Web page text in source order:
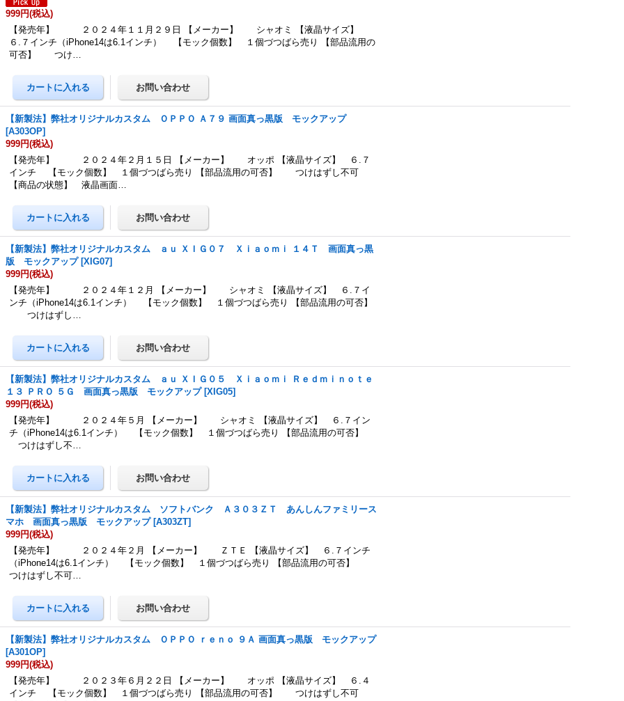
999円(税込)
【発売年】 ２０２４年１１月２９日 【メーカー】 シャオミ 【液晶サイズ】
６.７インチ（iPhone14は6.1インチ） 【モック個数】 １個づつばら売り 【部品流用の
可否】 つけ…
【新製法】弊社オリジナルカスタム ＯＰＰＯ Ａ７９ 画面真っ黒版 モックアップ
[A303OP]
999円(税込)
【発売年】 ２０２４年２月１５日 【メーカー】 オッポ 【液晶サイズ】 ６.７
インチ 【モック個数】 １個づつばら売り 【部品流用の可否】 つけはずし不可
【商品の状態】 液晶画面…
【新製法】弊社オリジナルカスタム ａｕ ＸＩＧ０７ Ｘｉａｏｍｉ １４Ｔ 画面真っ黒
版 モックアップ [XIG07]
999円(税込)
【発売年】 ２０２４年１２月 【メーカー】 シャオミ 【液晶サイズ】 ６.７イ
ンチ（iPhone14は6.1インチ） 【モック個数】 １個づつばら売り 【部品流用の可否】
つけはずし…
【新製法】弊社オリジナルカスタム ａｕ ＸＩＧ０５ Ｘｉａｏｍｉ Ｒｅｄｍｉｎｏｔｅ
１３ ＰＲＯ ５Ｇ 画面真っ黒版 モックアップ [XIG05]
999円(税込)
【発売年】 ２０２４年５月 【メーカー】 シャオミ 【液晶サイズ】 ６.７イン
チ（iPhone14は6.1インチ） 【モック個数】 １個づつばら売り 【部品流用の可否】
つけはずし不…
【新製法】弊社オリジナルカスタム ソフトバンク Ａ３０３ＺＴ あんしんファミリース
マホ 画面真っ黒版 モックアップ [A303ZT]
999円(税込)
【発売年】 ２０２４年２月 【メーカー】 ＺＴＥ 【液晶サイズ】 ６.７インチ
（iPhone14は6.1インチ） 【モック個数】 １個づつばら売り 【部品流用の可否】
つけはずし不可…
【新製法】弊社オリジナルカスタム ＯＰＰＯ ｒｅｎｏ ９Ａ 画面真っ黒版 モックアップ
[A301OP]
999円(税込)
【発売年】 ２０２３年６月２２日 【メーカー】 オッポ 【液晶サイズ】 ６.４
インチ 【モック個数】 １個づつばら売り 【部品流用の可否】 つけはずし不可